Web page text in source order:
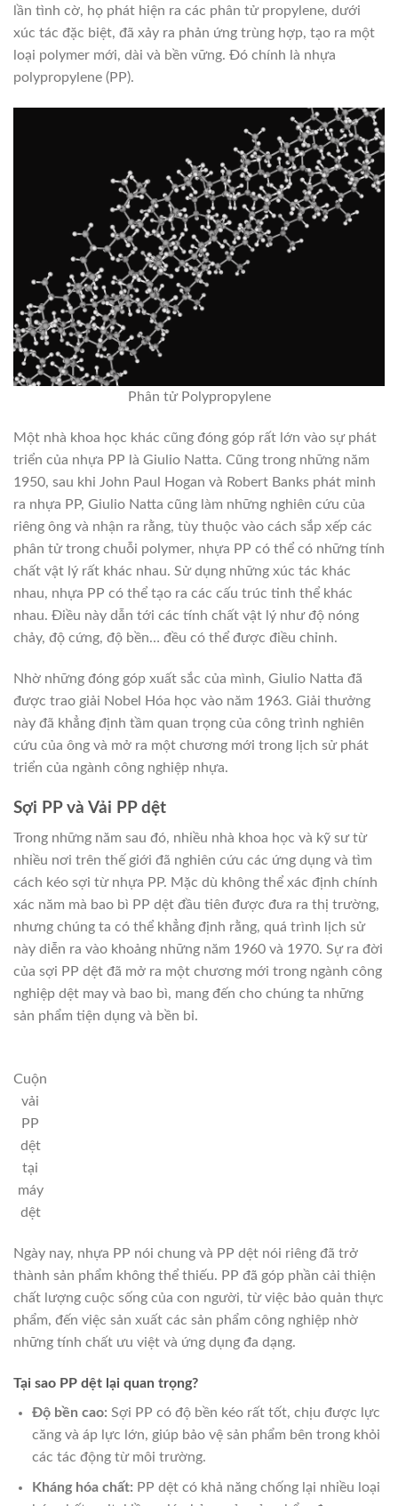
lần tình cờ, họ phát hiện ra các phân tử propylene, dưới
xúc tác đặc biệt, đã xảy ra phản ứng trùng hợp, tạo ra một
loại polymer mới, dài và bền vững. Đó chính là nhựa
polypropylene (PP).
Phân tử Polypropylene
Một nhà khoa học khác cũng đóng góp rất lớn vào sự phát
triển của nhựa PP là Giulio Natta. Cũng trong những năm
1950, sau khi John Paul Hogan và Robert Banks phát minh
ra nhựa PP, Giulio Natta cũng làm những nghiên cứu của
riêng ông và nhận ra rằng, tùy thuộc vào cách sắp xếp các
phân tử trong chuỗi polymer, nhựa PP có thể có những tính
chất vật lý rất khác nhau. Sử dụng những xúc tác khác
nhau, nhựa PP có thể tạo ra các cấu trúc tinh thể khác
nhau. Điều này dẫn tới các tính chất vật lý như độ nóng
chảy, độ cứng, độ bền… đều có thể được điều chỉnh.
Nhờ những đóng góp xuất sắc của mình, Giulio Natta đã
được trao giải Nobel Hóa học vào năm 1963. Giải thưởng
này đã khẳng định tầm quan trọng của công trình nghiên
cứu của ông và mở ra một chương mới trong lịch sử phát
triển của ngành công nghiệp nhựa.
Sợi PP và Vải PP dệt
Trong những năm sau đó, nhiều nhà khoa học và kỹ sư từ
nhiều nơi trên thế giới đã nghiên cứu các ứng dụng và tìm
cách kéo sợi từ nhựa PP. Mặc dù không thể xác định chính
xác năm mà bao bì PP dệt đầu tiên được đưa ra thị trường,
nhưng chúng ta có thể khẳng định rằng, quá trình lịch sử
này diễn ra vào khoảng những năm 1960 và 1970. Sự ra đời
của sợi PP dệt đã mở ra một chương mới trong ngành công
nghiệp dệt may và bao bì, mang đến cho chúng ta những
sản phẩm tiện dụng và bền bỉ.
Cuộn
vải
PP
dệt
tại
máy
dệt
Ngày nay, nhựa PP nói chung và PP dệt nói riêng đã trở
thành sản phẩm không thể thiếu. PP đã góp phần cải thiện
chất lượng cuộc sống của con người, từ việc bảo quản thực
phẩm, đến việc sản xuất các sản phẩm công nghiệp nhờ
những tính chất ưu việt và ứng dụng đa dạng.
Tại sao PP dệt lại quan trọng?
Độ bền cao: Sợi PP có độ bền kéo rất tốt, chịu được lực
căng và áp lực lớn, giúp bảo vệ sản phẩm bên trong khỏi
các tác động từ môi trường.
Kháng hóa chất: PP dệt có khả năng chống lại nhiều loại